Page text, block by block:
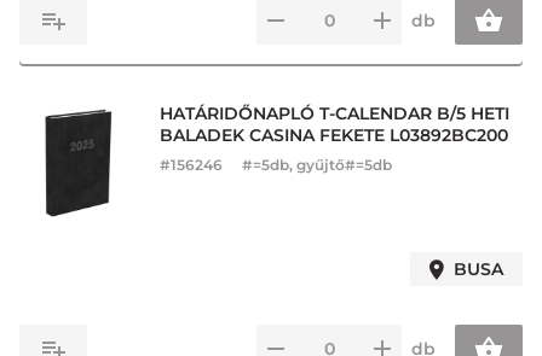
db
HATÁRIDŐNAPLÓ T-CALENDAR B/5 HETI
BALADEK CASINA FEKETE L03892BC200
#156246 #=5db, gyűjtő#=5db
BUSA
db